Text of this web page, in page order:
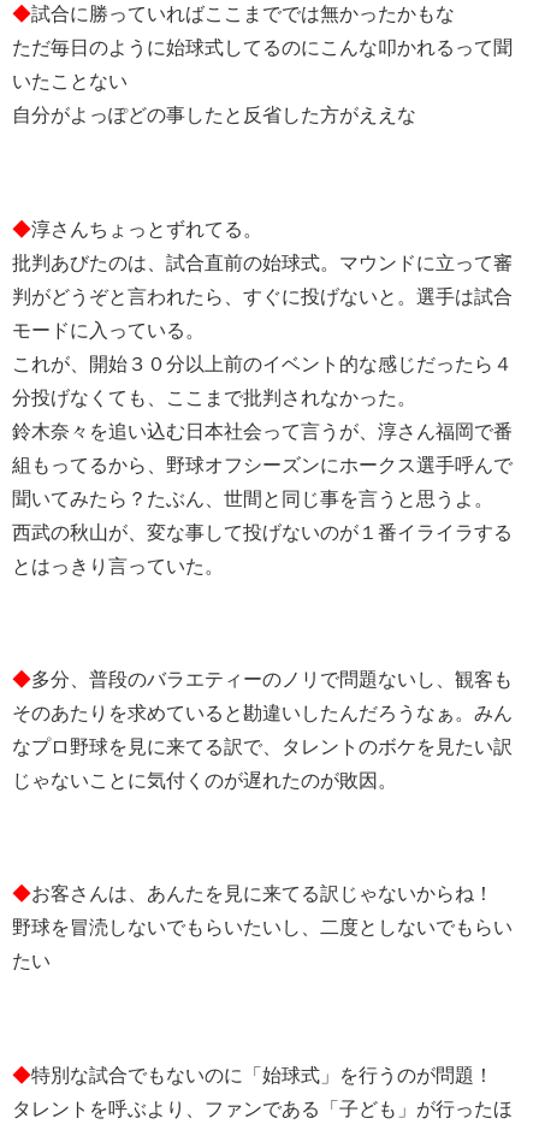
◆試合に勝っていればここまででは無かったかもな
ただ毎日のように始球式してるのにこんな叩かれるって聞
いたことない
自分がよっぽどの事したと反省した方がええな
◆淳さんちょっとずれてる。
批判あびたのは、試合直前の始球式。マウンドに立って審
判がどうぞと言われたら、すぐに投げないと。選手は試合
モードに入っている。
これが、開始３０分以上前のイベント的な感じだったら４
分投げなくても、ここまで批判されなかった。
鈴木奈々を追い込む日本社会って言うが、淳さん福岡で番
組もってるから、野球オフシーズンにホークス選手呼んで
聞いてみたら？たぶん、世間と同じ事を言うと思うよ。
西武の秋山が、変な事して投げないのが１番イライラする
とはっきり言っていた。
◆多分、普段のバラエティーのノリで問題ないし、観客も
そのあたりを求めていると勘違いしたんだろうなぁ。みん
なプロ野球を見に来てる訳で、タレントのボケを見たい訳
じゃないことに気付くのが遅れたのが敗因。
◆お客さんは、あんたを見に来てる訳じゃないからね！
野球を冒涜しないでもらいたいし、二度としないでもらい
たい
◆特別な試合でもないのに「始球式」を行うのが問題！
タレントを呼ぶより、ファンである「子ども」が行ったほ